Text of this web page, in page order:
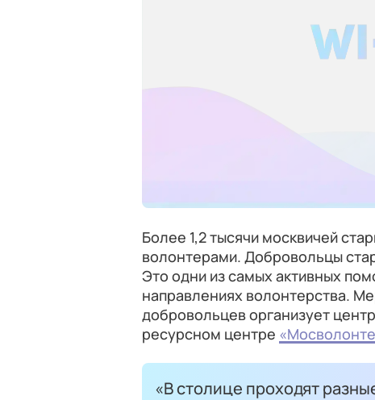
Более 1,2 тысячи москвичей
волонтерами. Добровольцы
Это одни из самых активных
направлениях волонтерства.
добровольцев организует
ресурсном центре
«В столице проходят